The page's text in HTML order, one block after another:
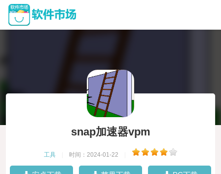
snap加速器vpm
工具 时间：2024-01-22